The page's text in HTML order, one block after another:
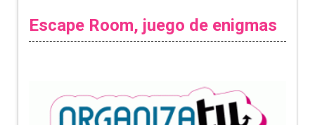
Escape Room, juego de enigmas